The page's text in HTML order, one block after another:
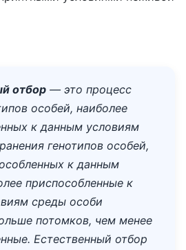
отбор — это процесс
особей, наиболее
к данным условиям
генотипов особей,
к данным
приспособленные к
среды особи
потомков, чем менее
Естественный отбор